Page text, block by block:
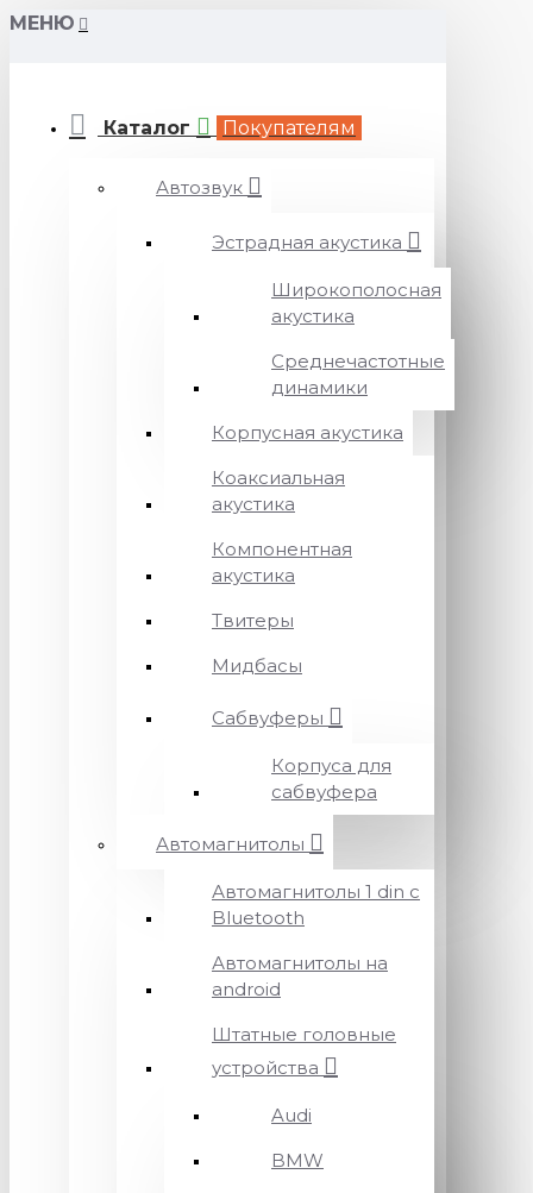
МЕНЮ
Каталог Покупателям
Автозвук
Эстрадная акустика
Широкополосная
акустика
Среднечастотные
динамики
Корпусная акустика
Коаксиальная
акустика
Компонентная
акустика
Твитеры
Мидбасы
Сабвуферы
Корпуса для
сабвуфера
Автомагнитолы
Автомагнитолы 1 din с
Bluetooth
Автомагнитолы на
android
Штатные головные
устройства
Audi
BMW